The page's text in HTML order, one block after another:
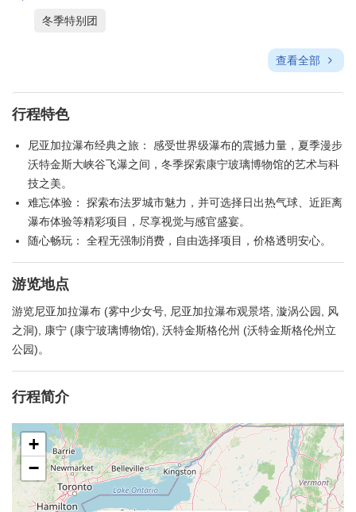
冬季特别团
查看全部
行程特色
尼亚加拉瀑布经典之旅： 感受世界级瀑布的震撼力量，夏季漫步
沃特金斯大峡谷飞瀑之间，冬季探索康宁玻璃博物馆的艺术与科
技之美。
难忘体验： 探索布法罗城市魅力，并可选择日出热气球、近距离
瀑布体验等精彩项目，尽享视觉与感官盛宴。
随心畅玩： 全程无强制消费，自由选择项目，价格透明安心。
游览地点
游览尼亚加拉瀑布 (雾中少女号, 尼亚加拉瀑布观景塔, 漩涡公园, 风
之洞), 康宁 (康宁玻璃博物馆), 沃特金斯格伦州 (沃特金斯格伦州立
公园)。
行程简介
+
−